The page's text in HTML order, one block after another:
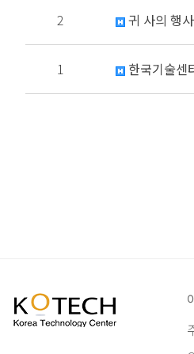
2 귀 사의 행
1 한국기술센